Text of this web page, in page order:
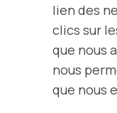
lien des
clics sur
que nous
nous
que nous